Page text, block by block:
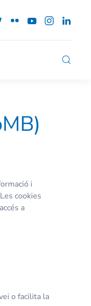
i
cookies
a
o facilita la